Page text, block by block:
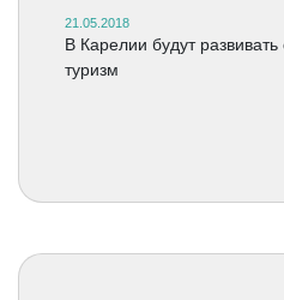
21.05.2018
В Карелии будут
туризм